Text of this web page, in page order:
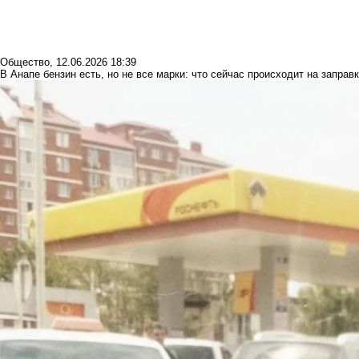
Общество, 12.06.2026 18:39
В Анапе бензин есть, но не все марки: что сейчас происходит на